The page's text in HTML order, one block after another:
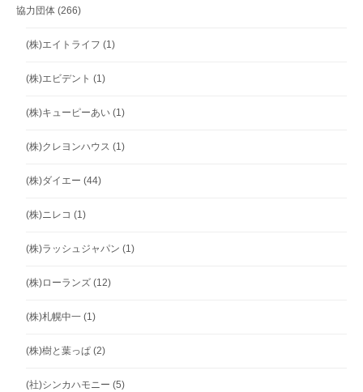
協力団体 (266)
(株)エイトライフ (1)
(株)エビデント (1)
(株)キューピーあい (1)
(株)クレヨンハウス (1)
(株)ダイエー (44)
(株)ニレコ (1)
(株)ラッシュジャパン (1)
(株)ローランズ (12)
(株)札幌中一 (1)
(株)樹と葉っぱ (2)
(社)シンカハモニー (5)